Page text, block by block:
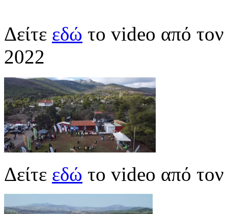
Δείτε εδώ το video από
2022
Δείτε εδώ το video από